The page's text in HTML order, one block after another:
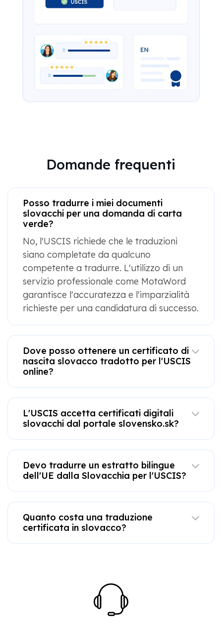
Domande frequenti
Posso tradurre i miei documenti
slovacchi per una domanda di carta
verde?
No, l'USCIS richiede che le traduzioni
siano completate da qualcuno
competente a tradurre. L'utilizzo di un
servizio professionale come MotaWord
garantisce l'accuratezza e l'imparzialità
richieste per una candidatura di successo.
Dove posso ottenere un certificato di
nascita slovacco tradotto per l'USCIS
online?
L'USCIS accetta certificati digitali
slovacchi dal portale slovensko.sk?
Devo tradurre un estratto bilingue
dell'UE dalla Slovacchia per l'USCIS?
Quanto costa una traduzione
certificata in slovacco?